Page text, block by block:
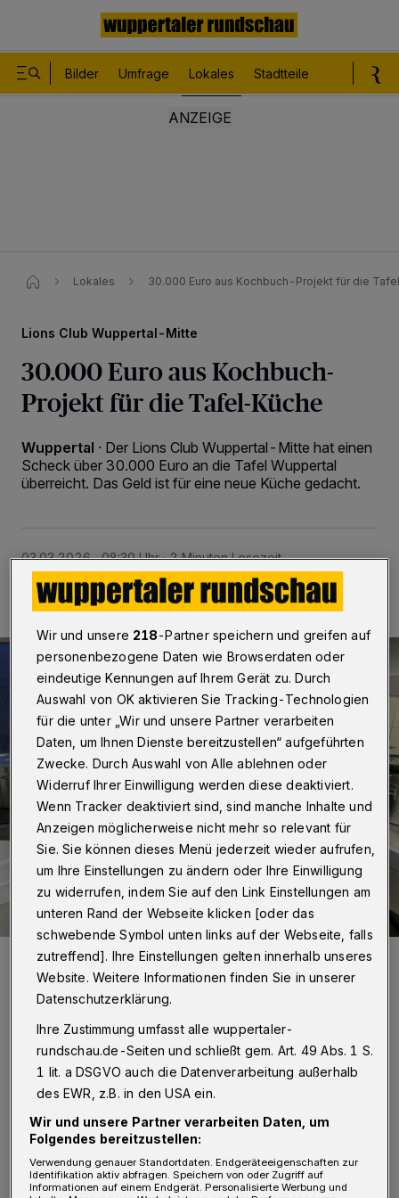
Bilder Umfrage Lokales Stadtteile
Lokales 30.000 Euro aus Kochbuch-Projekt für die
Lions Club Wuppertal-Mitte
30.000 Euro aus Kochbuch-
Projekt für die Tafel-Küche
Wuppertal · Der Lions Club Wuppertal-Mitte hat einen
Scheck über 30.000 Euro an die Tafel Wuppertal
überreicht. Das Geld ist für eine neue Küche gedacht.
03.03.2026 , 08:30 Uhr 2 Minuten Lesezeit
Die Übergabe des Schecks – natürlich in der Küche der Tafel.
Foto: Tafel Wuppertal
„Nach mehr als 30 Jahren im täglichen Einsatz
benötigt die Wuppertaler Tafel dringend eine
neue Küche. Dank der Spende können nun eine
große Kippbratpfanne, eine moderne
Wir und unsere 218-Partner speichern und greifen auf
personenbezogene Daten wie Browserdaten oder
eindeutige Kennungen auf Ihrem Gerät zu. Durch
Auswahl von OK aktivieren Sie Tracking-Technologien
für die unter „Wir und unsere Partner verarbeiten
Daten, um Ihnen Dienste bereitzustellen“ aufgeführten
Zwecke. Durch Auswahl von Alle ablehnen oder
Widerruf Ihrer Einwilligung werden diese deaktiviert.
Wenn Tracker deaktiviert sind, sind manche Inhalte und
Anzeigen möglicherweise nicht mehr so relevant für
Sie. Sie können dieses Menü jederzeit wieder aufrufen,
um Ihre Einstellungen zu ändern oder Ihre Einwilligung
zu widerrufen, indem Sie auf den Link Einstellungen am
unteren Rand der Webseite klicken [oder das
schwebende Symbol unten links auf der Webseite, falls
zutreffend]. Ihre Einstellungen gelten innerhalb unseres
Website. Weitere Informationen finden Sie in unserer
Datenschutzerklärung.
Ihre Zustimmung umfasst alle wuppertaler-
rundschau.de-Seiten und schließt gem. Art. 49 Abs. 1 S.
1 lit. a DSGVO auch die Datenverarbeitung außerhalb
des EWR, z.B. in den USA ein.
Wir und unsere Partner verarbeiten Daten, um
Folgendes bereitzustellen:
Verwendung genauer Standortdaten. Endgeräteeigenschaften zur
Identifikation aktiv abfragen. Speichern von oder Zugriff auf
Informationen auf einem Endgerät. Personalisierte Werbung und